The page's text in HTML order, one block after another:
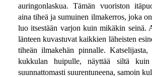
auringonlaskua. Tämän vuoriston
aina tiheä ja sumuinen ilmakerros, joka
luo itsestään varjon kuin mikäkin seinä.
länteen kuvastuvat kaikkien läheisten
tiheän ilmakehän pinnalle.
kukkulan huipulle, näyttää siltä kuin
suunnattomasti suurentuneena, samoin